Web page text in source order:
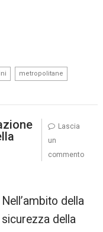
metropolitane
Nell’ambito della
sicurezza della
Lascia
un
commento